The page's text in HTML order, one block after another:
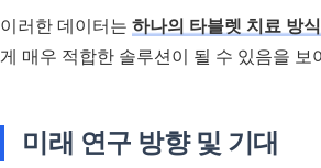
이러한 데이터는 하나의 타블렛 치료 방식
게 매우 적합한 솔루션이 될 수 있음을 보
미래 연구 방향 및 기대